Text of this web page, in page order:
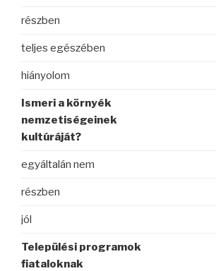
részben
teljes egészében
hiányolom
Ismeri a környék
nemzetiségeinek
kultúráját?
egyáltalán nem
részben
jól
Települési programok
fiataloknak